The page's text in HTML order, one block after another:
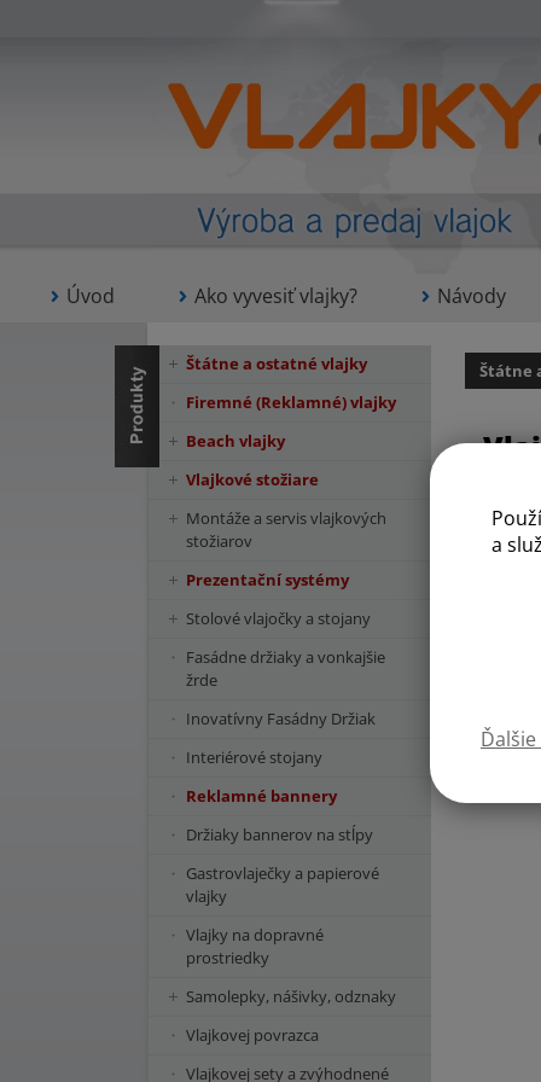
a
Úvod Ako vyvesiť vlajky? Návody
Štátne
Štátne a ostatné vlajky
Firemné (Reklamné) vlajky
Beach vlajky
Vlajkové stožiare
Montáže a servis vlajkových
stožiarov
Prezentační systémy
Stolové vlajočky a stojany
Fasádne držiaky a vonkajšie
žrde
Inovatívny Fasádny Držiak
Interiérové stojany
Reklamné bannery
Držiaky bannerov na stĺpy
Gastrovlaječky a papierové
vlajky
Vlajky na dopravné
prostriedky
Samolepky, nášivky, odznaky
Vlajkovej povrazca
Vlajkovej sety a zvýhodnené